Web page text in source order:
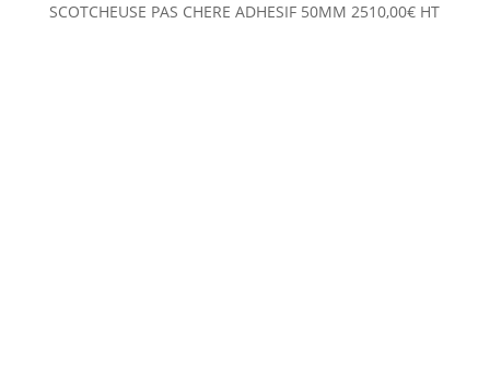
SCOTCHEUSE PAS CHERE ADHESIF 50MM 2510,00€ HT